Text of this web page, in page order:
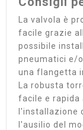
La valvola è
facile grazie
possibile
pneumatici e/
una flangetta
La robusta
facile e rapida
l'installazione
l'ausilio del